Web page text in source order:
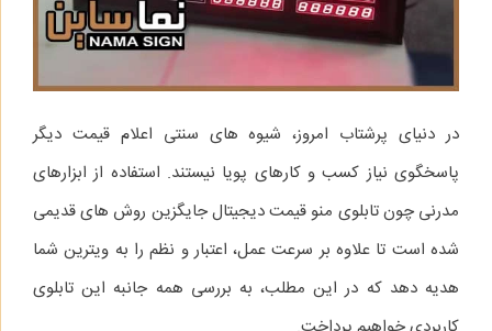
در دنیای پرشتاب امروز، شیوه‌ های سنتی اعلام قیمت دیگر
پاسخگوی نیاز کسب‌ و کارهای پویا نیستند. استفاده از ابزارهای
مدرنی چون تابلوی منو قیمت دیجیتال جایگزین روش‌ های قدیمی
شده است تا علاوه بر سرعت عمل، اعتبار و نظم را به ویترین شما
هدیه دهد که در این مطلب، به بررسی همه‌ جانبه این تابلوی